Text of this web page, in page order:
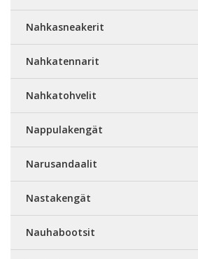
Nahkasneakerit
Nahkatennarit
Nahkatohvelit
Nappulakengät
Narusandaalit
Nastakengät
Nauhabootsit